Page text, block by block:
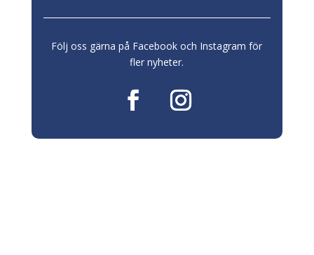
Följ oss gärna på Facebook och Instagram för
fler nyheter.